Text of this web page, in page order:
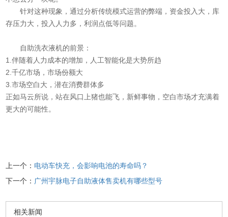
针对这种现象，通过分析传统模式运营的弊端，资金投入大，库
存压力大，投入人力多，利润点低等问题。
自助洗衣液机的前景：
1.伴随着人力成本的增加，人工智能化是大势所趋
2.千亿市场，市场份额大
3.市场空白大，潜在消费群体多
正如马云所说，站在风口上猪也能飞，新鲜事物，空白市场才充满着
更大的可能性。
上一个： 电动车快充，会影响电池的寿命吗？
下一个： 广州宇脉电子自助液体售卖机有哪些型号
相关新闻